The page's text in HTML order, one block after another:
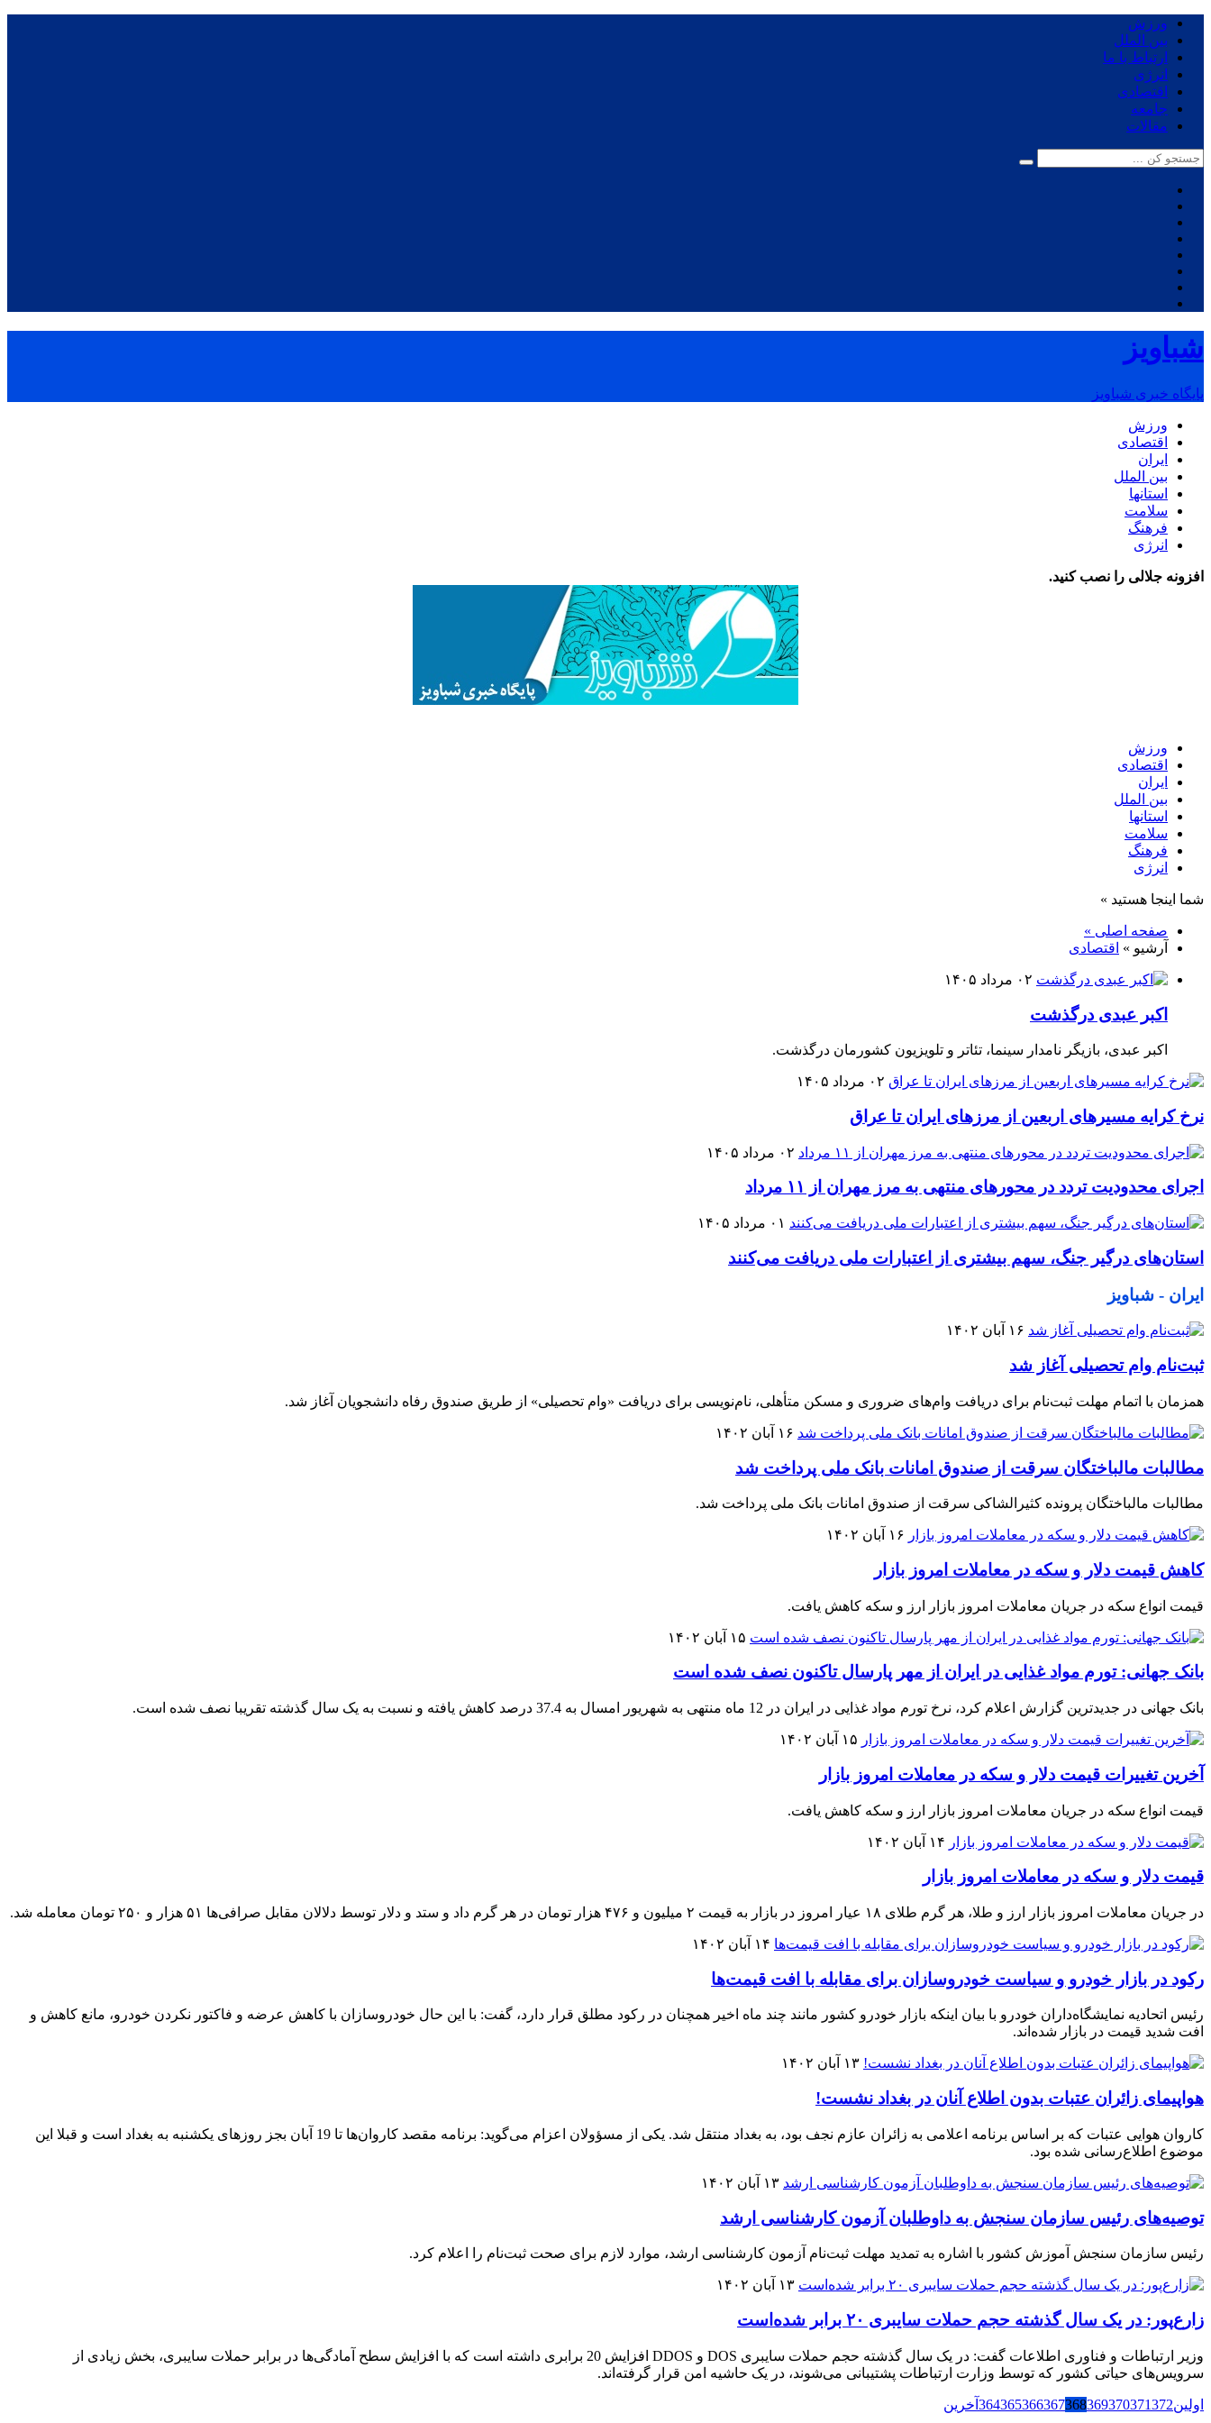
ورزش
بین الملل
ارتباط با ما
انرژی
اقتصادی
جامعه
مقالات
شباویز
پایگاه خبری شباویز
ورزش
اقتصادی
ایران
بین الملل
استانها
سلامت
فرهنگ
انرژی
افزونه جلالی را نصب کنید.
ورزش
اقتصادی
ایران
بین الملل
استانها
سلامت
فرهنگ
انرژی
شما اینجا هستید »
صفحه اصلی »
آرشیو » اقتصادی
۰۲ مرداد ۱۴۰۵
اکبر عبدی درگذشت
اکبر عبدی، بازیگر نامدار سینما، تئاتر و تلویزیون کشورمان درگذشت.
۰۲ مرداد ۱۴۰۵
نرخ کرایه مسیرهای اربعین از مرزهای ایران تا عراق
۰۲ مرداد ۱۴۰۵
اجرای محدودیت تردد در محورهای منتهی به مرز مهران از ۱۱ مرداد
۰۱ مرداد ۱۴۰۵
استان‌های درگیر جنگ، سهم بیشتری از اعتبارات ملی دریافت می‌کنند
ایران - شباویز
۱۶ آبان ۱۴۰۲
ثبت‌نام وام تحصیلی آغاز شد
همزمان با اتمام مهلت ثبت‌نام برای دریافت وام‌های ضروری و مسکن متأهلی، نام‌نویسی برای دریافت «وام تحصیلی» از طریق صندوق رفاه دانشجویان آغاز شد.
۱۶ آبان ۱۴۰۲
مطالبات مالباختگان سرقت از صندوق امانات بانک ملی پرداخت شد
مطالبات مالباختگان پرونده کثیرالشاکی سرقت از صندوق امانات بانک ملی پرداخت شد.
۱۶ آبان ۱۴۰۲
کاهش قیمت دلار و سکه در معاملات امروز بازار
قیمت انواع سکه در جریان معاملات امروز بازار ارز و سکه کاهش یافت. ‌
۱۵ آبان ۱۴۰۲
بانک جهانی: تورم مواد غذایی در ایران از مهر پارسال تاکنون نصف شده است
بانک جهانی در جدیدترین گزارش اعلام کرد، نرخ تورم مواد غذایی در ایران در 12 ماه منتهی به شهریور امسال به 37.4 درصد کاهش یافته و نسبت به یک سال گذشته تقریبا نصف شده است.
۱۵ آبان ۱۴۰۲
آخرین تغییرات قیمت دلار و سکه در معاملات امروز بازار
قیمت انواع سکه در جریان معاملات امروز بازار ارز و سکه کاهش یافت.
۱۴ آبان ۱۴۰۲
قیمت دلار و سکه در معاملات امروز بازار
در جریان معاملات امروز بازار ارز و طلا، هر گرم طلای ۱۸ عیار امروز در بازار به قیمت ۲ میلیون و ۴۷۶ هزار تومان در هر گرم داد و ستد و دلار توسط دلالان مقابل صرافی‌ها ۵۱ هزار و ۲۵۰ تومان معامله شد.
۱۴ آبان ۱۴۰۲
رکود در بازار خودرو و سیاست خودروسازان برای مقابله با افت قیمت‌ها‌
رئیس اتحادیه نمایشگاه‌داران خودرو با بیان اینکه بازار خودرو کشور مانند چند ماه اخیر همچنان در رکود مطلق قرار دارد، گفت: با این حال خودروسازان با کاهش عرضه ‌و فاکتور نکردن خودرو، مانع کاهش و
افت شدید قیمت در بازار شده‌اند.
۱۳ آبان ۱۴۰۲
هواپیمای زائران عتبات بدون اطلاع آنان در بغداد نشست!
کاروان‌ هوایی عتبات که بر اساس برنامه اعلامی به زائران عازم نجف بود، به بغداد منتقل شد. یکی از مسؤولان اعزام می‌گوید: برنامه مقصد کاروان‌ها تا 19 آبان بجز روزهای یکشنبه به بغداد است و قبلا این
موضوع اطلاع‌رسانی شده بود.
۱۳ آبان ۱۴۰۲
توصیه‌های رئیس سازمان سنجش به داوطلبان آزمون کارشناسی ارشد
رئیس سازمان سنجش آموزش کشور با اشاره به تمدید مهلت ثبت‌نام آزمون کارشناسی ارشد، موارد لازم برای صحت ثبت‌نام را اعلام کرد.
۱۳ آبان ۱۴۰۲
زارع‌پور: در یک سال گذشته حجم حملات سایبری ۲۰ برابر شده‌است
وزیر ارتباطات و فناوری اطلاعات گفت: در یک سال گذشته حجم حملات سایبری DOS و DDOS افزایش 20 برابری داشته است که با افزایش سطح آمادگی‌ها در برابر حملات سایبری، بخش زیادی از
سرویس‌های حیاتی کشور که توسط وزارت ارتباطات پشتیبانی می‌شوند، در یک حاشیه امن قرار گرفته‌اند.
اولین 364365366367368369370371372 آخرین